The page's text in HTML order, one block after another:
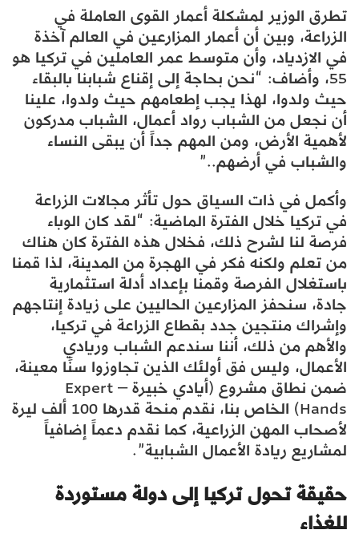
تطرق الوزير لمشكلة أعمار القوى العاملة في
الزراعة، وبين أن أعمار المزارعين في العالم آخذة
في الازدياد، وأن متوسط ​​عمر العاملين في تركيا هو
55، وأضاف: “نحن بحاجة إلى إقناع شبابنا بالبقاء
حيث ولدوا، لهذا يجب إطعامهم حيث ولدوا، علينا
أن نجعل من الشباب رواد أعمال، الشباب مدركون
لأهمية الأرض، ومن المهم جداً أن يبقى النساء
والشباب في أرضهم..”
وأكمل في ذات السياق حول تأثر مجالات الزراعة
في تركيا خلال الفترة الماضية: “لقد كان الوباء
فرصة لنا لشرح ذلك، فخلال هذه الفترة كان هناك
من تعلم ولكنه فكر في الهجرة من المدينة، لذا قمنا
باستغلال الفرصة وقمنا بإعداد أدلة استثمارية
جادة، سنحفز المزارعين الحاليين على زيادة إنتاجهم
وإشراك منتجين جدد بقطاع الزراعة في تركيا،
والأهم من ذلك، أننا سندعم الشباب وريادي
الأعمال، وليس فق أولئك الذين تجاوزوا سنًا معينة،
ضمن نطاق مشروع (أيادي خبيرة – Expert
Hands) الخاص بنا، نقدم منحة قدرها 100 ألف ليرة
لأصحاب المهن الزراعية، كما نقدم دعماً إضافياً
لمشاريع ريادة الأعمال الشبابية”.
حقيقة تحول تركيا إلى دولة مستوردة
للغذاء